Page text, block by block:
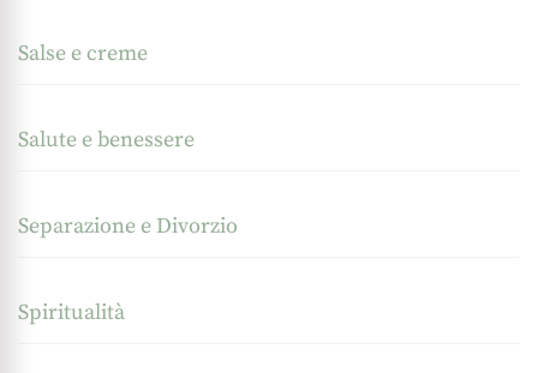
Salse e creme
Salute e benessere
Separazione e Divorzio
Spiritualità